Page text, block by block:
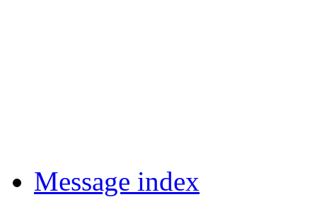
Message index